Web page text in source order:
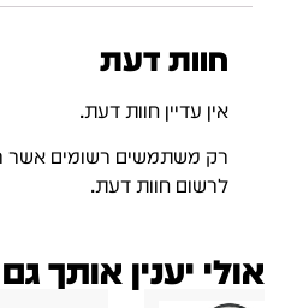
חוות דעת
אין עדיין חוות דעת.
רק משתמשים רשומים אשר
לרשום חוות דעת.
אולי יענין אותך גם